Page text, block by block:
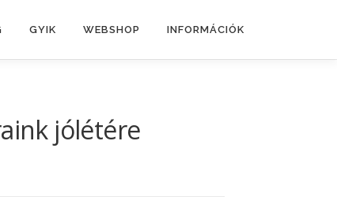
GYIK WEBSHOP INFORMÁCIÓK
jólétére